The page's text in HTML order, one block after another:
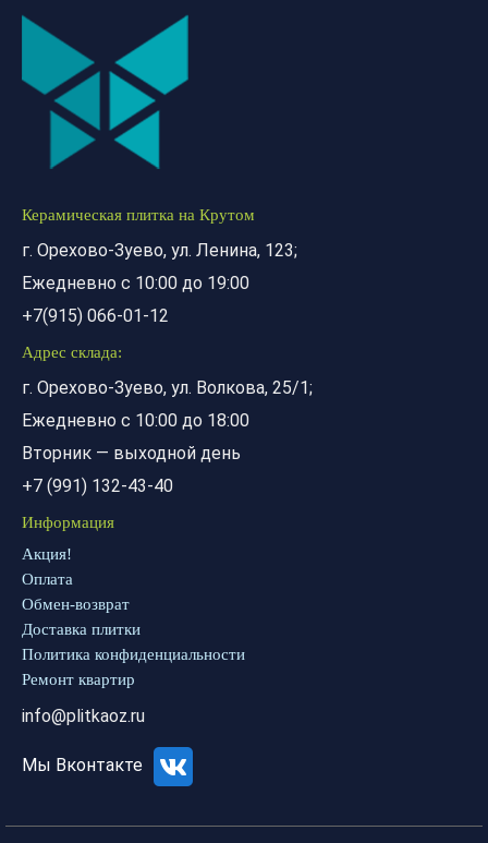
Керамическая плитка на Крутом
г. Орехово-Зуево, ул. Ленина, 123;
Ежедневно с 10:00 до 19:00
+7(915) 066-01-12
Адрес склада:
г. Орехово-Зуево, ул. Волкова, 25/1;
Ежедневно с 10:00 до 18:00
Вторник — выходной день
+7 (991) 132-43-40
Информация
Акция!
Оплата
Обмен-возврат
Доставка плитки
Политика конфиденциальности
Ремонт квартир
info@plitkaoz.ru
Мы Вконтакте